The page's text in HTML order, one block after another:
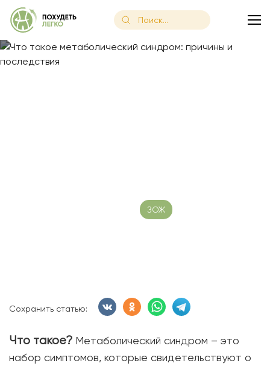
ЗОЖ
Сохранить статью:
Что такое? Метаболический синдром – это
набор симптомов, которые свидетельствуют о